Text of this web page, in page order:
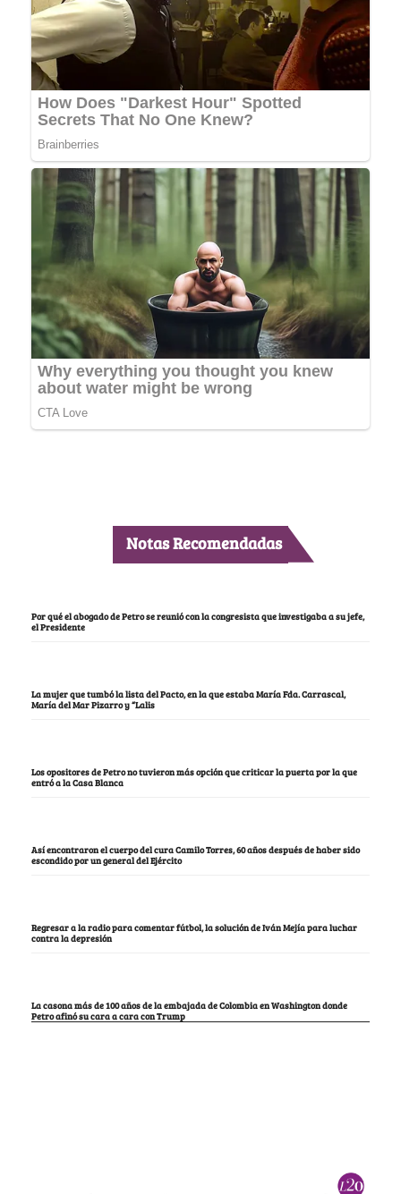
Notas Recomendadas
Por qué el abogado de Petro se reunió con la congresista que investigaba a su jefe,
el Presidente
La mujer que tumbó la lista del Pacto, en la que estaba María Fda. Carrascal,
María del Mar Pizarro y “Lalis
Los opositores de Petro no tuvieron más opción que criticar la puerta por la que
entró a la Casa Blanca
Así encontraron el cuerpo del cura Camilo Torres, 60 años después de haber sido
escondido por un general del Ejército
Regresar a la radio para comentar fútbol, la solución de Iván Mejía para luchar
contra la depresión
La casona más de 100 años de la embajada de Colombia en Washington donde
Petro afinó su cara a cara con Trump